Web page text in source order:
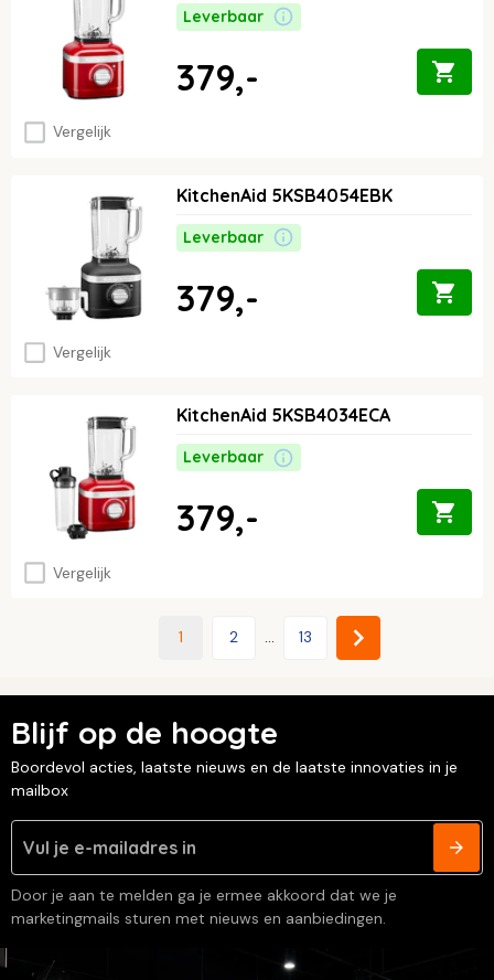
Vergelijk
Leverbaar
379,-
Vergelijk
KitchenAid 5KSB4054EBK
Leverbaar
379,-
Vergelijk
KitchenAid 5KSB4034ECA
Leverbaar
379,-
1 2 ... 13
Blijf op de hoogte
Boordevol acties, laatste nieuws en de laatste innovaties in je
mailbox
Door je aan te melden ga je ermee akkoord dat we je
marketingmails sturen met nieuws en aanbiedingen.